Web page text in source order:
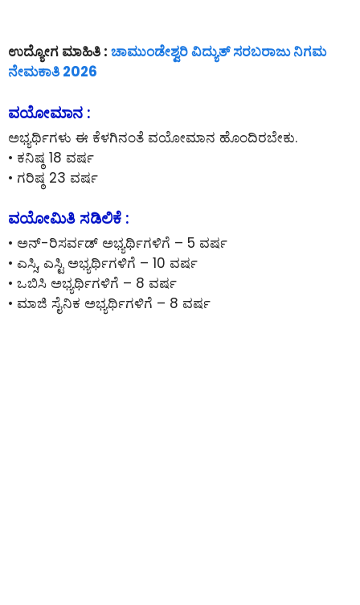
ಉದ್ಯೋಗ ಮಾಹಿತಿ : ಚಾಮುಂಡೇಶ್ವರಿ ವಿದ್ಯುತ್ ಸರಬರಾಜು ನಿಗಮ
ನೇಮಕಾತಿ 2026
ವಯೋಮಾನ :
ಅಭ್ಯರ್ಥಿಗಳು ಈ ಕೆಳಗಿನಂತೆ ವಯೋಮಾನ ಹೊಂದಿರಬೇಕು.
• ಕನಿಷ್ಠ 18 ವರ್ಷ
• ಗರಿಷ್ಠ 23 ವರ್ಷ
ವಯೋಮಿತಿ ಸಡಿಲಿಕೆ :
• ಅನ್-ರಿಸರ್ವಡ್ ಅಭ್ಯರ್ಥಿಗಳಿಗೆ – 5 ವರ್ಷ
• ಎಸ್ಸಿ, ಎಸ್ಟಿ ಅಭ್ಯರ್ಥಿಗಳಿಗೆ – 10 ವರ್ಷ
• ಒಬಿಸಿ ಅಭ್ಯರ್ಥಿಗಳಿಗೆ – 8 ವರ್ಷ
• ಮಾಜಿ ಸೈನಿಕ ಅಭ್ಯರ್ಥಿಗಳಿಗೆ – 8 ವರ್ಷ